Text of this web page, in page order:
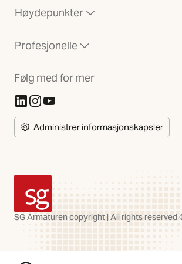
Høydepunkter
Profesjonelle
Følg med for mer
(Åpnes i ny fane)
(Åpnes i ny fane)
(Åpnes i ny fane)
Administrer informasjonskapsler
SG Armaturen
SG Armaturen copyright | All rights reserved